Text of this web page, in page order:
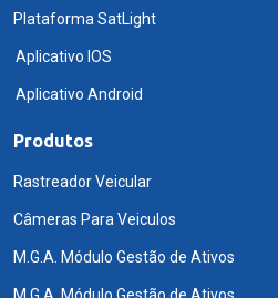
Plataforma SatLight
Aplicativo IOS
Aplicativo Android
Produtos
Rastreador Veicular
Câmeras Para Veiculos
M.G.A. Módulo Gestão de Ativos